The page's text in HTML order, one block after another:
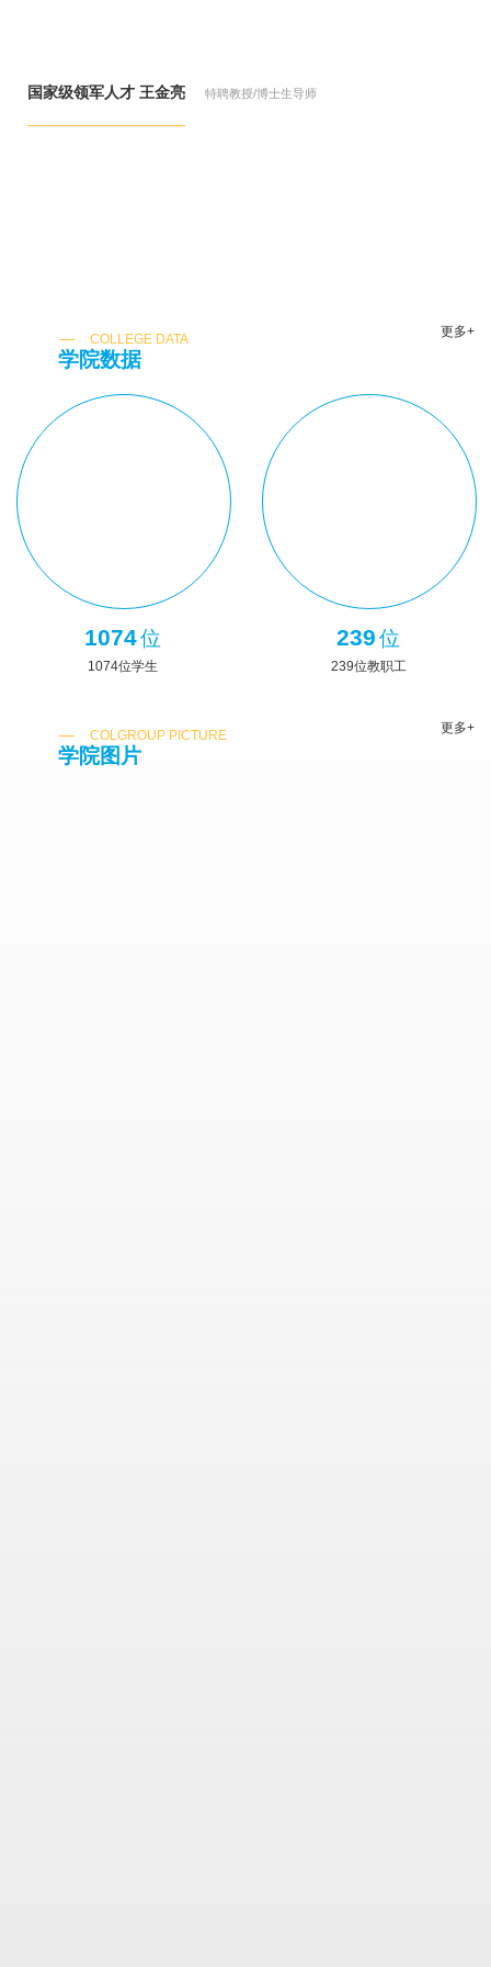
国家级领军人才 王金亮 特聘教授/博士生导师
COLLEGE DATA
学院数据
更多+
1074位
1074位学生
239位
239位教职工
COLGROUP PICTURE
学院图片
更多+